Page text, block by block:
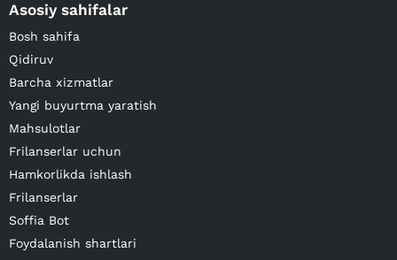
Asosiy sahifalar
Bosh sahifa
Qidiruv
Barcha xizmatlar
Yangi buyurtma yaratish
Mahsulotlar
Frilanserlar uchun
Hamkorlikda ishlash
Frilanserlar
Soffia Bot
Foydalanish shartlari